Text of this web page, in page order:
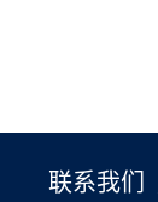
联系我们